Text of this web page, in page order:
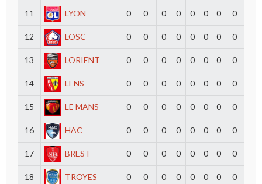
11 LYON 0 0 0 0 0 0 0 0
12 LOSC 0 0 0 0 0 0 0 0
13 LORIENT 0 0 0 0 0 0 0 0
14 LENS 0 0 0 0 0 0 0 0
15 LE MANS 0 0 0 0 0 0 0 0
16 HAC 0 0 0 0 0 0 0 0
17 BREST 0 0 0 0 0 0 0 0
18 TROYES 0 0 0 0 0 0 0 0